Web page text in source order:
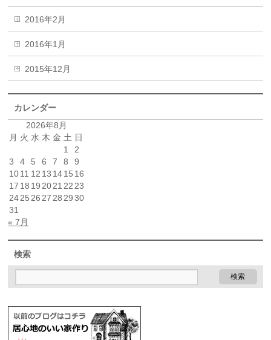
2016年2月
2016年1月
2015年12月
カレンダー
2026年8月
月 火 水 木 金 土 日
1
2
3
4 5 6 7 8
9
1011 12 13 1415 16
17 18 19 2021 22 23
2425 26 27 28 29 30
31
« 7月
検索